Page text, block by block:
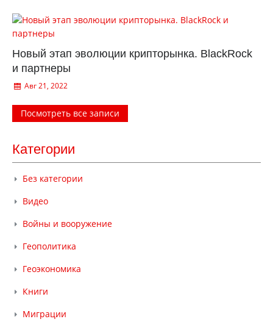
Новый этап эволюции крипторынка. BlackRock
и партнеры
Авг 21, 2022
Посмотреть все записи
Категории
Без категории
Видео
Войны и вооружение
Геополитика
Геоэкономика
Книги
Миграции